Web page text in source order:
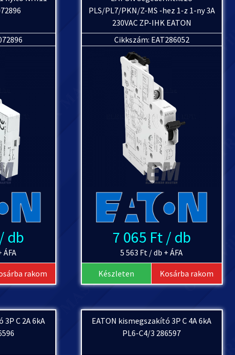
db
ÁFA
rakom
PLS/PL7/PKN/Z-MS -hez 1-z 1-ny 3A
230VAC ZP-IHK EATON
Cikkszám: EAT286052
7 065 Ft / db
5 563 Ft / db + ÁFA
Készleten Kosárba rakom
C 2A 6kA
EATON kismegszakító 3P C 4A 6kA
PL6-C4/3 286597